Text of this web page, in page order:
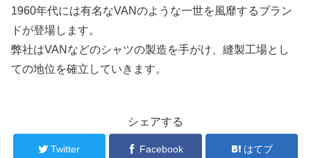
1960年代には有名なVANのような一世を風靡するブラン
ドが登場します。
弊社はVANなどのシャツの製造を手がけ、縫製工場とし
ての地位を確立していきます。
シェアする
Twitter Facebook はてブ